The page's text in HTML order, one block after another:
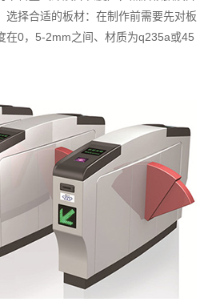
选择合适的板材：在制作前需要先对板
在0，5-2mm之间、材质为q235a或45